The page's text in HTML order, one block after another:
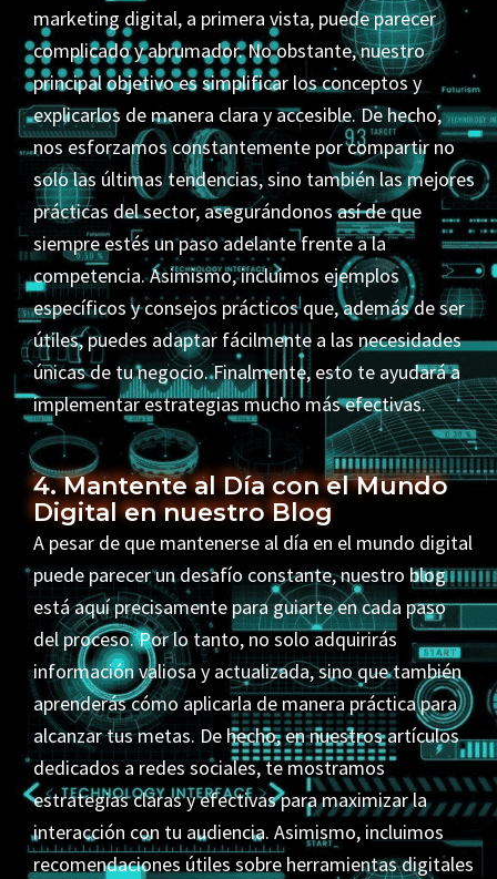
marketing digital, a primera vista, puede parecer
complicado y abrumador. No obstante, nuestro
principal objetivo es simplificar los conceptos y
explicarlos de manera clara y accesible. De hecho,
nos esforzamos constantemente por compartir no
solo las últimas tendencias, sino también las mejores
prácticas del sector, asegurándonos así de que
siempre estés un paso adelante frente a la
competencia. Asimismo, incluimos ejemplos
específicos y consejos prácticos que, además de ser
útiles, puedes adaptar fácilmente a las necesidades
únicas de tu negocio. Finalmente, esto te ayudará a
implementar estrategias mucho más efectivas.
4. Mantente al Día con el Mundo
Digital en nuestro Blog
A pesar de que mantenerse al día en el mundo digital
puede parecer un desafío constante, nuestro blog
está aquí precisamente para guiarte en cada paso
del proceso. Por lo tanto, no solo adquirirás
información valiosa y actualizada, sino que también
aprenderás cómo aplicarla de manera práctica para
alcanzar tus metas. De hecho, en nuestros artículos
dedicados a redes sociales, te mostramos
estrategias claras y efectivas para maximizar la
interacción con tu audiencia. Asimismo, incluimos
recomendaciones útiles sobre herramientas digitales